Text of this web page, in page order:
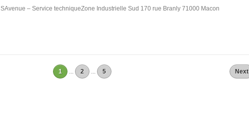
SAvenue – Service techniqueZone Industrielle Sud 170 rue Branly 71000 Macon
1 ... 2 ... 5 Next